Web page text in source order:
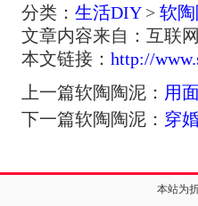
分类： 生活DIY> 软
文章内容来自：互联
本文链接： http://
上一篇软陶陶泥： 用
下一篇软陶陶泥： 穿
本站为